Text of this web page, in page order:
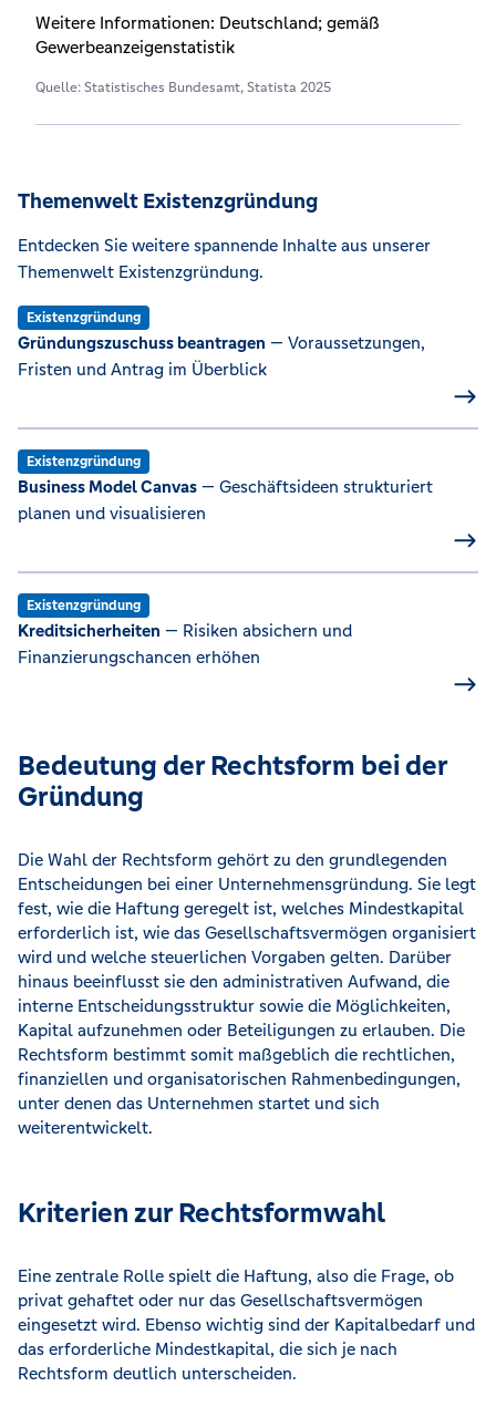
Weitere Informationen: Deutschland; gemäß
Gewerbeanzeigenstatistik
Quelle: Statistisches Bundesamt, Statista 2025
Themenwelt Existenzgründung
Entdecken Sie weitere spannende Inhalte aus unserer
Themenwelt Existenzgründung.
Existenzgründung
Gründungszuschuss beantragen — Voraussetzungen,
Fristen und Antrag im Überblick
Existenzgründung
Business Model Canvas — Geschäftsideen strukturiert
planen und visualisieren
Existenzgründung
Kreditsicherheiten — Risiken absichern und
Finanzierungschancen erhöhen
Bedeutung der Rechtsform bei der
Gründung
Die Wahl der Rechtsform gehört zu den grundlegenden
Entscheidungen bei einer Unternehmensgründung. Sie legt
fest, wie die Haftung geregelt ist, welches Mindestkapital
erforderlich ist, wie das Gesellschaftsvermögen organisiert
wird und welche steuerlichen Vorgaben gelten. Darüber
hinaus beeinflusst sie den administrativen Aufwand, die
interne Entscheidungsstruktur sowie die Möglichkeiten,
Kapital aufzunehmen oder Beteiligungen zu erlauben. Die
Rechtsform bestimmt somit maßgeblich die rechtlichen,
finanziellen und organisatorischen Rahmenbedingungen,
unter denen das Unternehmen startet und sich
weiterentwickelt.
Kriterien zur Rechtsformwahl
Eine zentrale Rolle spielt die Haftung, also die Frage, ob
privat gehaftet oder nur das Gesellschaftsvermögen
eingesetzt wird. Ebenso wichtig sind der Kapitalbedarf und
das erforderliche Mindestkapital, die sich je nach
Rechtsform deutlich unterscheiden.